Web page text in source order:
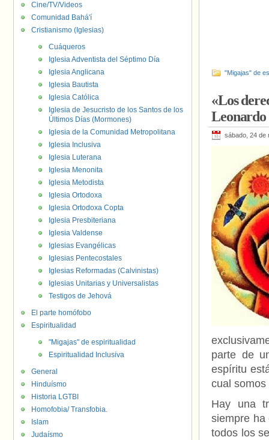
"Migajas" de
«Los
Leonardo
sábado, 24 de
parte de
espíritu
cual somos
Hay una
siempre ha
todos los
Cine/TV/Videos
Comunidad Bahá'í
Cristianismo (Iglesias)
Cuáqueros
Iglesia Adventista del Séptimo Día
Iglesia Anglicana
Iglesia Bautista
Iglesia Católica
Iglesia de Jesucristo de los Santos de los
Últimos Días (Mormones)
Iglesia de la Comunidad Metropolitana
Iglesia Inclusiva
Iglesia Luterana
Iglesia Menonita
Iglesia Metodista
Iglesia Ortodoxa
Iglesia Ortodoxa Copta
Iglesia Presbiteriana
Iglesia Valdense
Iglesias Evangélicas
Iglesias Pentecostales
Iglesias Reformadas (Calvinistas)
Iglesias Unitarias y Universalistas
Testigos de Jehová
El parte homófobo
Espiritualidad
"Migajas" de espiritualidad
Espiritualidad Inclusiva
General
Hinduísmo
Historia LGTBI
Homofobia/ Transfobia.
Islam
Judaísmo